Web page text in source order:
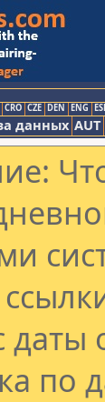
CRO CZE DEN ENG
данных AUT
по